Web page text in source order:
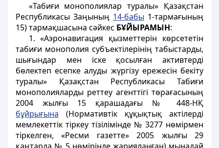
«Табиғи монополиялар туралы» Қазақстан
Республикасы Заңының 14-бабы 1-тармағының
15) тармақшасына сәйкес БҰЙЫРАМЫН:
1. «Аэронавигация қызметтерін көрсететін
табиғи монополия субъектілерінің табыстарды,
шығындар мен іске қосылған активтерді
бөлектеп есепке алуды жүргізу ережесін бекіту
туралы» Қазақстан Республикасы Табиғи
монополияларды реттеу агенттігі төрағасының
2004 жылғы 15 қарашадағы № 448-НҚ
бұйрығына (Нормативтік құқықтық актілерді
мемлекеттік тіркеу тізілімінде № 3277 нөмірмен
тіркелген, «Ресми газетте» 2005 жылғы 29